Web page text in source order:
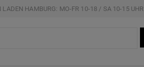
LADEN HAMBURG: MO-FR 10-18 / SA 10-15 UHR